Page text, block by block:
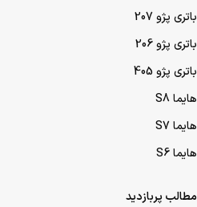
باتری پژو 207
باتری پژو 206
باتری پژو 405
هایما S8
هایما S7
هایما S6
مطالب پربازدید